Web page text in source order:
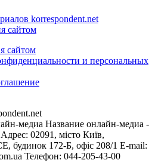
korrespondent.net
сайтом
сайтом
и персональных
медиа Название онлайн-медиа -
02091, місто Київ,
172-Б, офіс 208/1 E-mail:
Телефон: 044-205-43-00